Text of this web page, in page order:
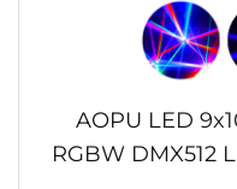
AOPU LED
RGBW